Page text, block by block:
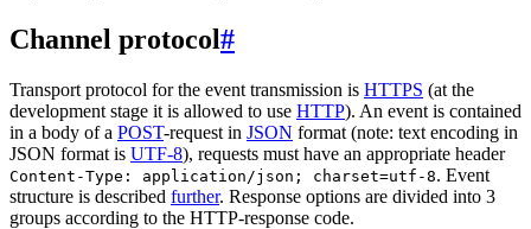
Channel protocol#
Transport protocol for the event transmission is HTTPS (at the
development stage it is allowed to use HTTP). An event is contained
in a body of a POST-request in JSON format (note: text encoding in
JSON format is UTF-8), requests must have an appropriate header
Content-Type: application/json; charset=utf-8. Event
structure is described further. Response options are divided into 3
groups according to the HTTP-response code.